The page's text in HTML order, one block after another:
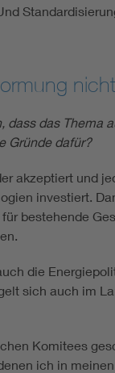
das Thema
Gründe dafür?
akzeptiert und
investiert.
bestehende
die
sich auch im
Komitees
ich in